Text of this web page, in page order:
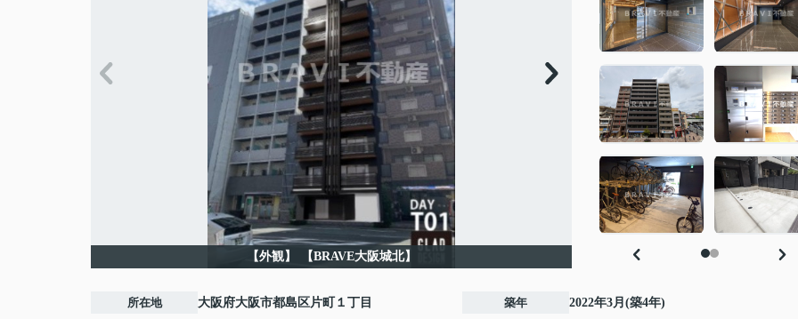
【外観】 【BRAVE大阪城北】
所在地 大阪府大阪市都島区片町 １丁目 築年 2022年3月(築4年)